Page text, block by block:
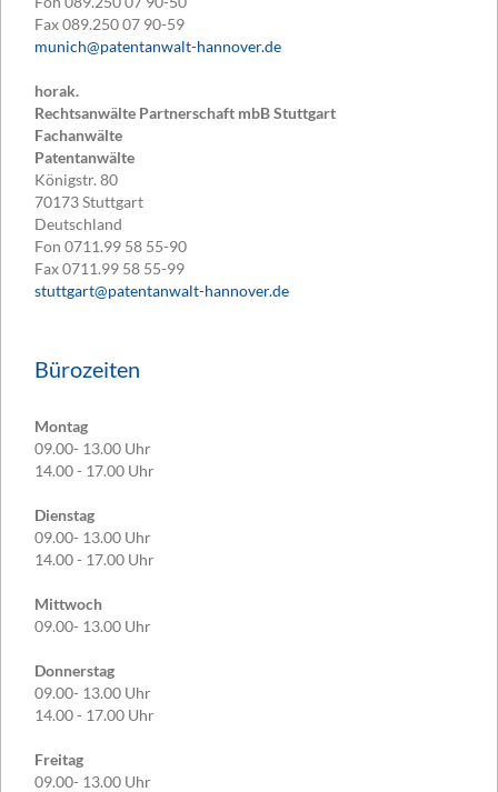
Fax089.250 07 90-59
munich@patentanwalt-hannover.de
horak.
Rechtsanwälte Partnerschaft mbB Stuttgart
Fachanwälte
Patentanwälte
Königstr. 80
70173Stuttgart
Deutschland
Fon 0711.99 58 55-90
Fax0711.99 58 55-99
stuttgart@patentanwalt-hannover.de
Bürozeiten
Montag
09.00- 13.00 Uhr
14.00 - 17.00 Uhr
Dienstag
09.00- 13.00 Uhr
14.00 - 17.00 Uhr
Mittwoch
09.00- 13.00 Uhr
Donnerstag
09.00- 13.00 Uhr
14.00 - 17.00 Uhr
Freitag
09.00- 13.00 Uhr